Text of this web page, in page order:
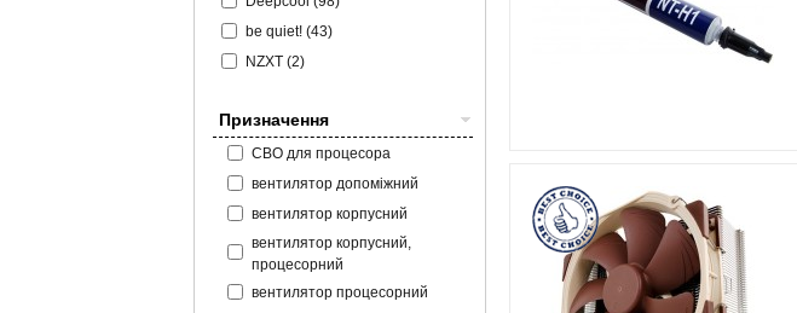
be quiet! (43)
NZXT (2)
Призначення
СВО для процесора
вентилятор допоміжний
вентилятор корпусний
вентилятор корпусний,
процесорний
вентилятор процесорний